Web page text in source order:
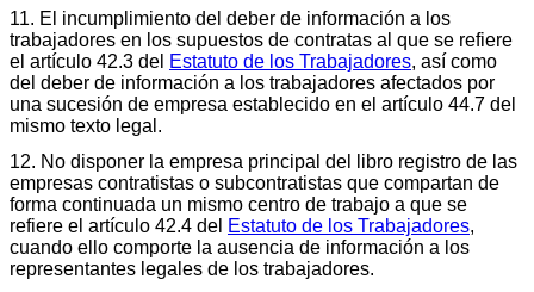
11. El incumplimiento del deber de información a los
trabajadores en los supuestos de contratas al que se refiere
el artículo 42.3 del Estatuto de los Trabajadores, así como
del deber de información a los trabajadores afectados por
una sucesión de empresa establecido en el artículo 44.7 del
mismo texto legal.
12. No disponer la empresa principal del libro registro de las
empresas contratistas o subcontratistas que compartan de
forma continuada un mismo centro de trabajo a que se
refiere el artículo 42.4 del Estatuto de los Trabajadores,
cuando ello comporte la ausencia de información a los
representantes legales de los trabajadores.